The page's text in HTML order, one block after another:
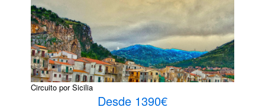
Circuito por Sicilia
Desde 1390€